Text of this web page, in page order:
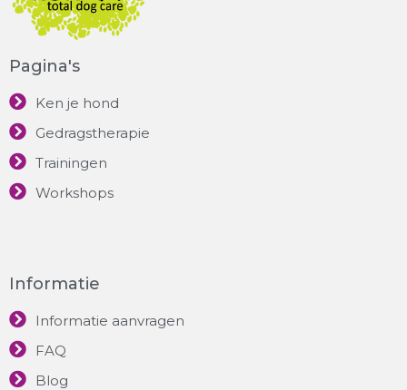
Pagina's
Ken je hond
Gedragstherapie
Trainingen
Workshops
Informatie
Informatie aanvragen
FAQ
Blog